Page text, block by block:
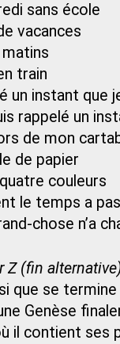
sans école
vacances
train
un instant que
rappelé un
de mon
de papier
couleurs
le temps a
chose n’a
Z (fin
que se
Genèse
il contient ses